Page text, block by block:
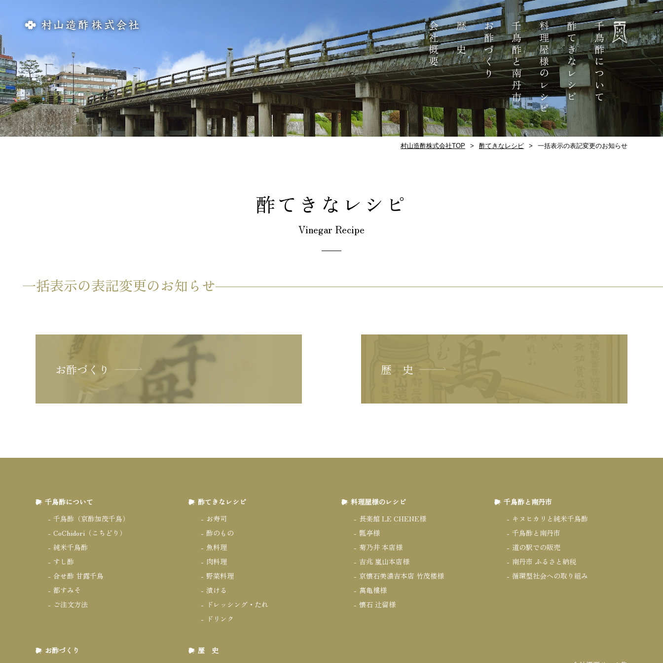
会社概要 歴 史 お酢づくり 千鳥酢と南丹市料理屋様のレシピ酢てきなレシピ千鳥酢について
村山造酢株式会社TOP 酢てきなレシピ 一括表示の表記変更のお知らせ
酢てきなレシピ
Vinegar Recipe
一括表示の表記変更のお知らせ
お酢づくり 歴 史
千鳥酢について
千鳥酢（京酢加茂千鳥）
CoChidori（こちどり）
純米千鳥酢
すし酢
合せ酢 甘露千鳥
都すみそ
ご注文方法
酢てきなレシピ
お寿司
酢のもの
魚料理
肉料理
野菜料理
漬ける
ドレッシング・たれ
ドリンク
料理屋様のレシピ
長楽館 LE CHENE様
瓢亭様
菊乃井 本店様
吉兆 嵐山本店様
京懐石美濃吉本店 竹茂楼様
萬亀樓様
懐石 辻留様
千鳥酢と南丹市
キヌヒカリと純米千鳥酢
千鳥酢と南丹市
道の駅での販売
南丹市 ふるさと納税
循環型社会への取り組み
お酢づくり
歴 史